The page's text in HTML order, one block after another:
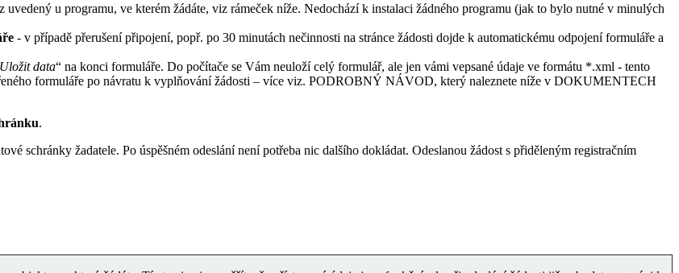
u programu, ve kterém žádáte, viz rámeček níže. Nedochází k instalaci žádného programu (jak to bylo nutné v minulých
- v případě přerušení připojení, popř. po 30 minutách nečinnosti na stránce žádosti dojde k automatickému odpojení formuláře a
Uložit data“ na konci formuláře. Do počítače se Vám neuloží celý formulář, ale jen vámi vepsané údaje ve formátu *.xml - tento
formuláře po návratu k vyplňování žádosti – více viz. PODROBNÝ NÁVOD, který naleznete níže v DOKUMENTECH
.
schránky žadatele. Po úspěšném odeslání není potřeba nic dalšího dokládat. Odeslanou žádost s přiděleným registračním